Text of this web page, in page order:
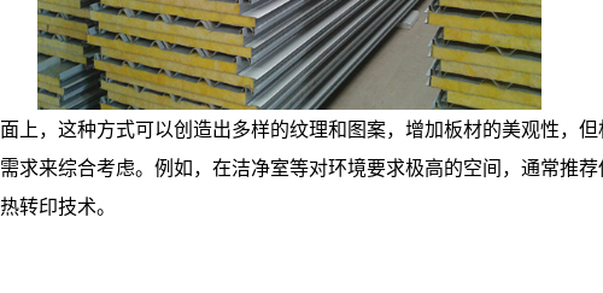
上，这种方式可以创造出多样的纹理和图案，增加板材的美观性，
求来综合考虑。例如，在洁净室等对环境要求极高的空间，通常推
转印技术。